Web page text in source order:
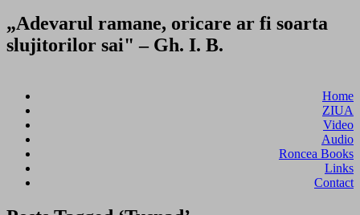
„Adevarul ramane, oricare ar fi soarta
slujitorilor sai" – Gh. I. B.
Home
ZIUA
Video
Audio
Roncea Books
Links
Contact